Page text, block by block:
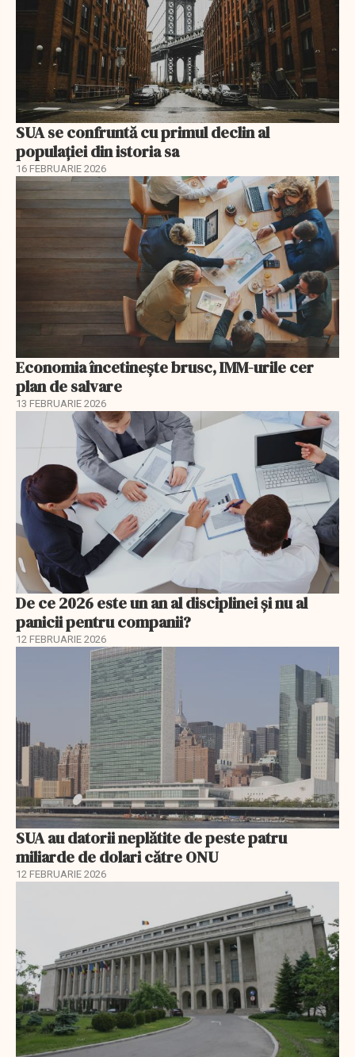
SUA se confruntă cu primul declin al
populației din istoria sa
16 FEBRUARIE 2026
Economia încetinește brusc, IMM-urile cer
plan de salvare
13 FEBRUARIE 2026
De ce 2026 este un an al disciplinei și nu al
panicii pentru companii?
12 FEBRUARIE 2026
SUA au datorii neplătite de peste patru
miliarde de dolari către ONU
12 FEBRUARIE 2026